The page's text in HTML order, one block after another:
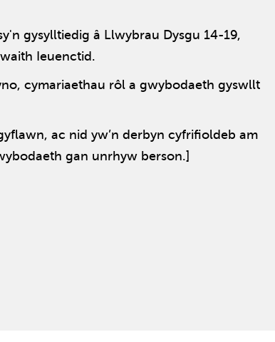
gysylltiedig â Llwybrau Dysgu 14-19,
Ieuenctid.
cymariaethau rôl a gwybodaeth gyswllt
ac nid yw’n derbyn cyfrifioldeb am
gan unrhyw berson.]